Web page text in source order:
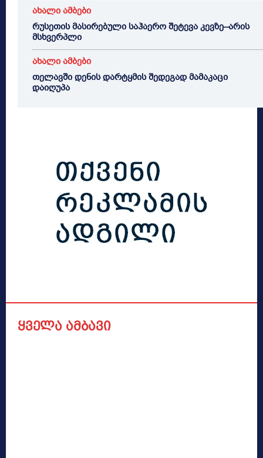
ახალი ამბები
რუსეთის მასირებული საჰაერო შეტევა კევზე–არის
მსხვერპლი
ახალი ამბები
თელავში დენის დარტყმის შედეგად მამაკაცი
დაიღუპა
ყველა ამბავი